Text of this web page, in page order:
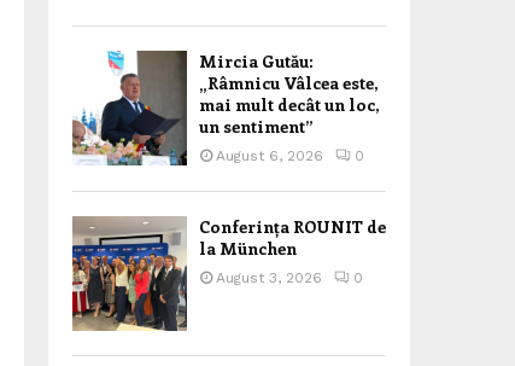
Mircia Gutău:
„Râmnicu Vâlcea este,
mai mult decât un loc,
un sentiment”
August 6, 2026 0
Conferința ROUNIT de
la München
August 3, 2026 0